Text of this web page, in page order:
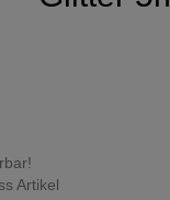
Artikel